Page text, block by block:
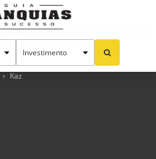
Kaz